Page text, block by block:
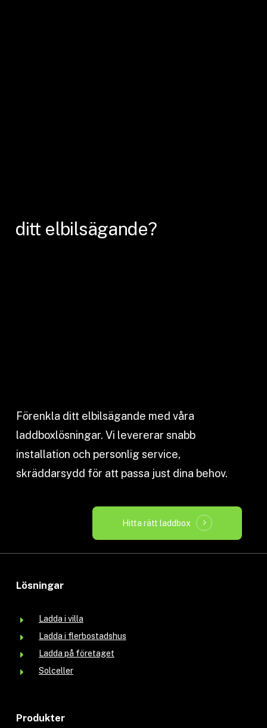
ditt elbilsägande?
Förenkla ditt elbilsägande med våra
laddboxlösningar. Vi levererar snabb
installation och personlig service,
skräddarsydd för att passa just dina behov.
Hitta rätt laddbox
Lösningar
Ladda i villa
Ladda i flerbostadshus
Ladda på företaget
Solceller
Produkter